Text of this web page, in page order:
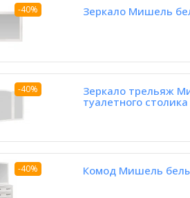
-40% Зеркало Мишель
-40%
Зеркало трельяж
туалетного столика
-40% Комод Мишель